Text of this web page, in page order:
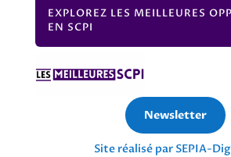
EXPLOREZ LES MEILLEURES
EN SCPI
Newsletter
Site réalisé par SEPIA-